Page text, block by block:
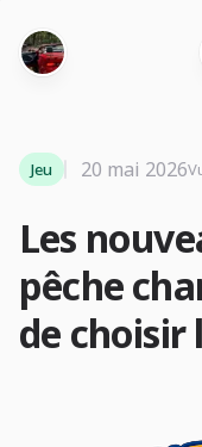
Les
pêche
de choisir
Jeu 20 mai 2026